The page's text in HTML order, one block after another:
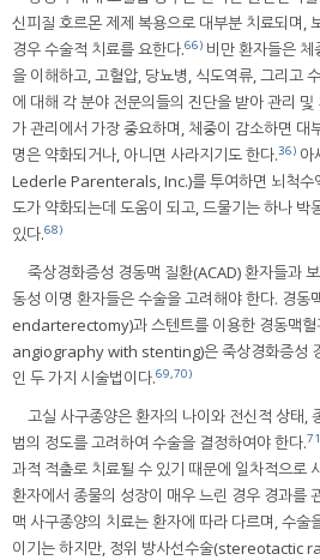
신피질 호르몬 제제 복용으로 대부분 치료되며,
경우 수술적 치료를 요한다.66) 비만 환자들은
을 이해하고, 고혈압, 당뇨병, 식도역류, 그리고
에 대해 각 분야 전문의들의 진단을 받아 관리 및
가 관리에서 가장 중요하며, 체중이 감소하면 대
명은 약화되거나, 아니면 사라지기도 한다.36) 아
Lederle Parenterals, Inc.)를 투여하면 뇌척수
도가 약화되는데 도움이 되고, 드물기는 하나 박
있다.68)
죽상경화증성 경동맥 질환(ACAD) 환자들과
동성 이명 환자들은 수술을 고려해야 한다. 경
endarterectomy)과 스텐트를 이용한 경동맥
angiography with stenting)은 죽상경화증성
인 두 가지 시술법이다.69,70)
고실 사구종양은 환자의 나이와 전신적 상태,
범의 정도를 고려하여 수술을 결정하여야 한다.
과적 적출로 치료될 수 있기 때문에 일차적으로
환자에서 종물의 성장이 매우 느린 경우 경과를
맥 사구종양의 치료는 환자에 따라 다르며, 수술
이기는 하지만, 정위 방사선수술(stereotactic